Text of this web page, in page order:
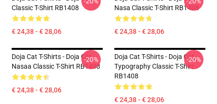
Classic T-Shirt RB1408
€ 24,38 - € 28,06
Nasa Classic T-Shirt RB1408
€ 24,38 - € 28,06
Doja Cat T-Shirts - Doja Cat
Nasaa Classic T-Shirt RB1408
€ 24,38 - € 28,06
-20%
Doja Cat T-Shirts - Doja Cat
Typography Classic T-Shirt
RB1408
€ 24,38 - € 28,06
-20%